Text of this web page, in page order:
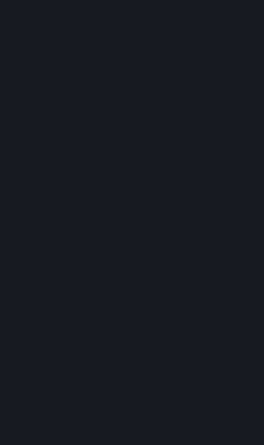
Tous les fonds ajoutés à
utilisés dans les six (6) mois
expireront, conformément à
consulter vos fonds et leur
portemonnaie Steam en
D. Échange et transactions
Steam peut inclure une ou
permettant aux
certains types de
d'utilisation d'objets virtuels)
Souscriptions »). Le
système d'échange Steam
de Souscriptions. En
de Souscriptions Steam,
propre ou en tant que
d'un créateur ou éditeur
figurant dans votre Compte,
Souscriptions depuis votre